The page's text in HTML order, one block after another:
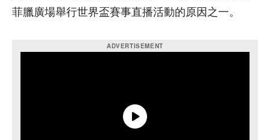
菲臘廣場舉行世界盃賽事直播活動的原因之一。